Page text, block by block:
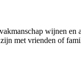
wijnen
met vrienden of